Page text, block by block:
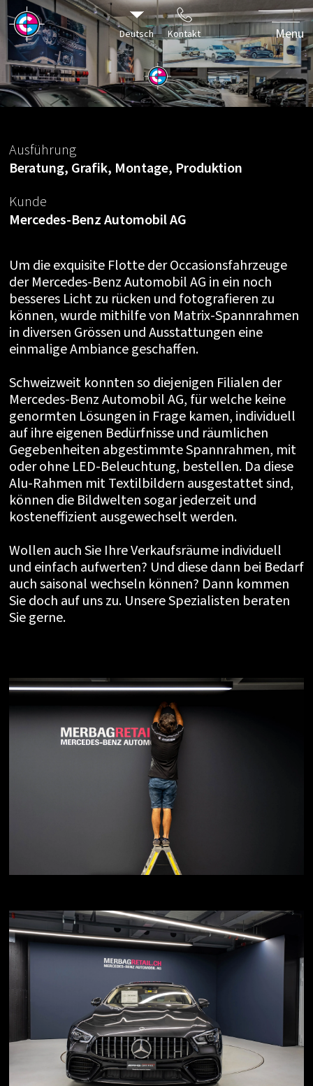
Deutsch Kontakt Menu
LED
in jeder gewünschten
Ausführung
Beratung, Grafik, Montage, Produktion
Kunde
Mercedes-Benz Automobil AG
Um die exquisite Flotte der Occasionsfahrzeuge
der Mercedes-Benz Automobil AG in ein noch
besseres Licht zu rücken und fotografieren zu
können, wurde mithilfe von Matrix-Spannrahmen
in diversen Grössen und Ausstattungen eine
einmalige Ambiance geschaffen.
Schweizweit konnten so diejenigen Filialen der
Mercedes-Benz Automobil AG, für welche keine
genormten Lösungen in Frage kamen, individuell
auf ihre eigenen Bedürfnisse und räumlichen
Gegebenheiten abgestimmte Spannrahmen, mit
oder ohne LED-Beleuchtung, bestellen. Da diese
Alu-Rahmen mit Textilbildern ausgestattet sind,
können die Bildwelten sogar jederzeit und
kosteneffizient ausgewechselt werden.
Wollen auch Sie Ihre Verkaufsräume individuell
und einfach aufwerten? Und diese dann bei Bedarf
auch saisonal wechseln können? Dann kommen
Sie doch auf uns zu. Unsere Spezialisten beraten
Sie gerne.